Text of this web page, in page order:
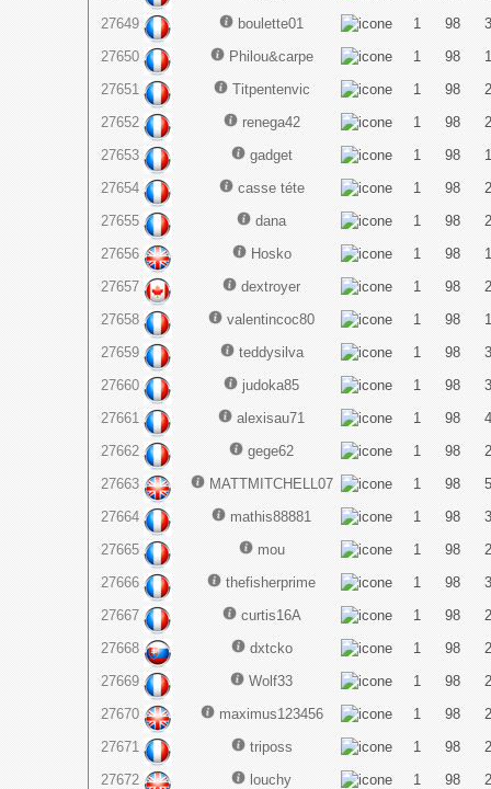
27649
boulette01 1 98
3
27650
Philou&carpe 1 98
1
27651
Titpentenvic 1 98
2
27652
renega42 1 98
2
27653
gadget 1 98
1
27654
casse téte 1 98
2
27655
dana 1 98
2
27656
Hosko 1 98
1
27657
dextroyer 1 98
2
27658
valentincoc80 1 98
1
27659
teddysilva 1 98
3
27660
judoka85 1 98
3
27661
alexisau71 1 98
4
27662
gege62 1 98
2
27663
MATTMITCHELL07 1 98
5
27664
mathis88881 1 98
3
27665
mou 1 98
2
27666
thefisherprime 1 98
3
27667
curtis16A 1 98
2
27668
dxtcko 1 98
2
27669
Wolf33 1 98
2
27670
maximus123456 1 98
2
27671
triposs 1 98
2
27672
louchy 1 98
2